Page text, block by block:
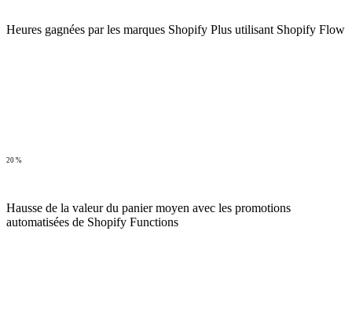
Heures gagnées par les marques Shopify Plus utilisant Shopify Flow
20 %
Hausse de la valeur du panier moyen avec les promotions
automatisées de Shopify Functions